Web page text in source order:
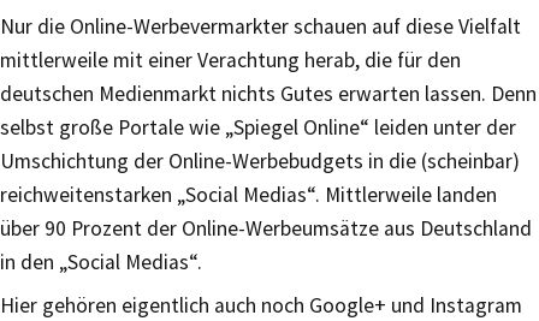
Nur die Online-Werbevermarkter schauen auf diese Vielfalt
mittlerweile mit einer Verachtung herab, die für den
deutschen Medienmarkt nichts Gutes erwarten lassen. Denn
selbst große Portale wie „Spiegel Online“ leiden unter der
Umschichtung der Online-Werbebudgets in die (scheinbar)
reichweitenstarken „Social Medias“. Mittlerweile landen
über 90 Prozent der Online-Werbeumsätze aus Deutschland
in den „Social Medias“.
Hier gehören eigentlich auch noch Google+ und Instagram